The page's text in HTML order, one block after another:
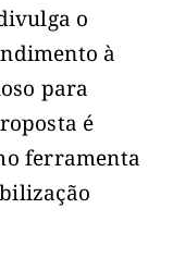
o
à
para
é
ferramenta